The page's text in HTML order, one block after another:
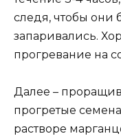
следя, чтобы они
запаривались.
прогревание на
Далее –
прогретые
растворе